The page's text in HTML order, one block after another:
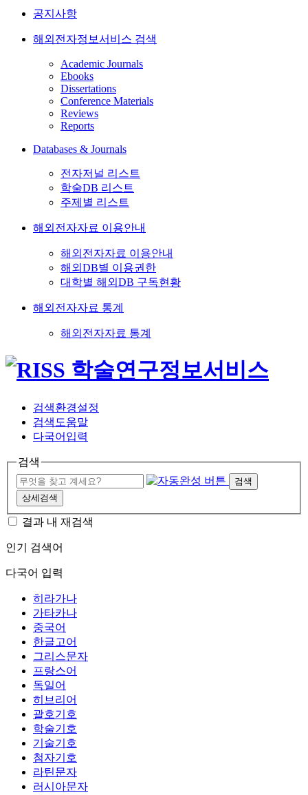
공지사항
해외전자정보서비스 검색
Academic Journals
Ebooks
Dissertations
Conference Materials
Reviews
Reports
Databases & Journals
전자저널 리스트
학술DB 리스트
주제별 리스트
해외전자자료 이용안내
해외전자자료 이용안내
해외DB별 이용권한
대학별 해외DB 구독현황
해외전자자료 통계
해외전자자료 통계
검색환경설정
검색도움말
다국어입력
검색
검색
상세검색
결과 내 재검색
인기 검색어
다국어 입력
히라가나
가타카나
중국어
한글고어
그리스문자
프랑스어
독일어
히브리어
괄호기호
학술기호
기술기호
첨자기호
라틴문자
러시아문자